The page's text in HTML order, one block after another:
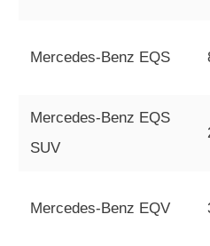
Mercedes-Benz EQS
Mercedes-Benz EQS
SUV
Mercedes-Benz EQV